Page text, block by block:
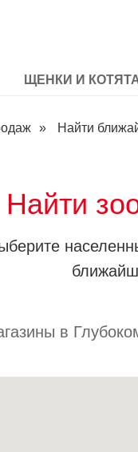
ЩЕНКИ И
» Найти
Найти
в